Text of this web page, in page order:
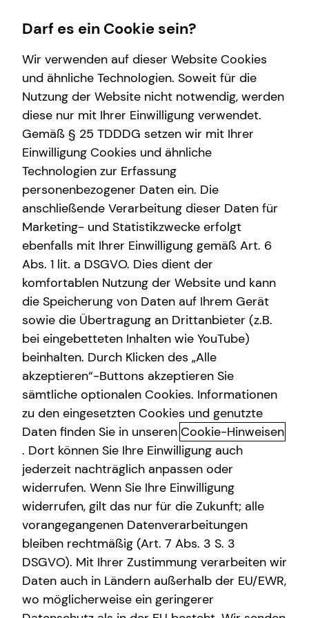
Finanzberatung
Videoberatung
Spezialisten-Netzwerk
Private Krankenvorsorge
Immobilienfinanzierung
Betriebliche Altersvorsorge
Investment
Kapitalanlage Immobilien
Altersvorsorge
Gewerbliche Versicherungen
Arbeitskraftabsicherung
Kindervorsorge
Sach- und Vermögenssicherung
Expat
Karriere
Karrierechancen
Ausbildung
Trainee
Praktikum
Teamassistenz
Direkteinstieg
Wissenswertes
Über mich
Über tecis
Podcast
teamzukunft
Interview
Service
Kundenportal
Schadenabwicklung
Das tecis Spezialisten-Netzwerk:
in jeder Phase für dich da!
Ganzheitlich beraten“ bedeutet für mich die 100%ige
Ausrichtung auf deine individuellen Wünsche und
Bedürfnisse. Gemeinsam beleuchten wir alle Aspekte für
deine Finanzplanung und entwickeln ein
maßgeschneidertes und ganzheitliches Konzept, das wir
immer wieder neu an deine veränderte Lebenssituation
anpassen können – dein Leben lang und bundesweit.
Um dir passende Produkte anbieten zu können, arbeitet
tecis mit einer Vielzahl renommierter
Produktpartnerinnen und -partner zusammen. Bei der
Darf es ein Cookie sein?
Wir verwenden auf dieser Website Cookies
und ähnliche Technologien. Soweit für die
Nutzung der Website nicht notwendig, werden
diese nur mit Ihrer Einwilligung verwendet.
Gemäß § 25 TDDDG setzen wir mit Ihrer
Einwilligung Cookies und ähnliche
Technologien zur Erfassung
personenbezogener Daten ein. Die
anschließende Verarbeitung dieser Daten für
Marketing- und Statistikzwecke erfolgt
ebenfalls mit Ihrer Einwilligung gemäß Art. 6
Abs. 1 lit. a DSGVO. Dies dient der
komfortablen Nutzung der Website und kann
die Speicherung von Daten auf Ihrem Gerät
sowie die Übertragung an Drittanbieter (z.B.
bei eingebetteten Inhalten wie YouTube)
beinhalten. Durch Klicken des „Alle
akzeptieren“-Buttons akzeptieren Sie
sämtliche optionalen Cookies. Informationen
zu den eingesetzten Cookies und genutzte
Daten finden Sie in unseren Cookie-Hinweisen
. Dort können Sie Ihre Einwilligung auch
jederzeit nachträglich anpassen oder
widerrufen. Wenn Sie Ihre Einwilligung
widerrufen, gilt das nur für die Zukunft; alle
vorangegangenen Datenverarbeitungen
bleiben rechtmäßig (Art. 7 Abs. 3 S. 3
DSGVO). Mit Ihrer Zustimmung verarbeiten wir
Daten auch in Ländern außerhalb der EU/EWR,
wo möglicherweise ein geringerer